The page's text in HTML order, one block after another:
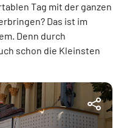
Tag mit der ganzen
Das ist im
Denn durch
schon die Kleinsten